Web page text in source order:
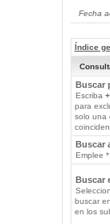
Fecha
Índice
Buscar
Escriba +
para
solo una
Buscar
Emplee
Buscar
buscar
en los